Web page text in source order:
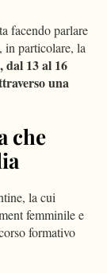
facendo parlare
in particolare, la
dal 13 al 16
una
che
la cui
femminile e
formativo